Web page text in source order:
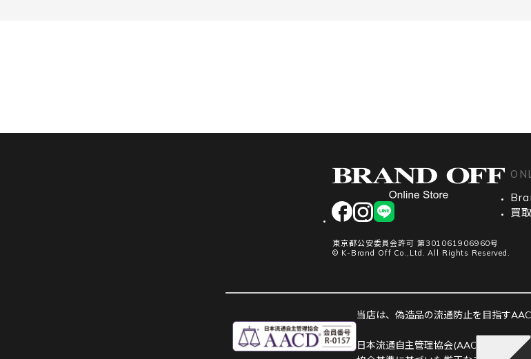
facebookinstagram
LINE
東京都公安委員会許可 第301061906960号
© K-Brand Off Co.,Ltd. All Rights Reserved.
買
当店は、偽造品の流通防止を目指す
日本流通自主管理協会(AACD)は、並